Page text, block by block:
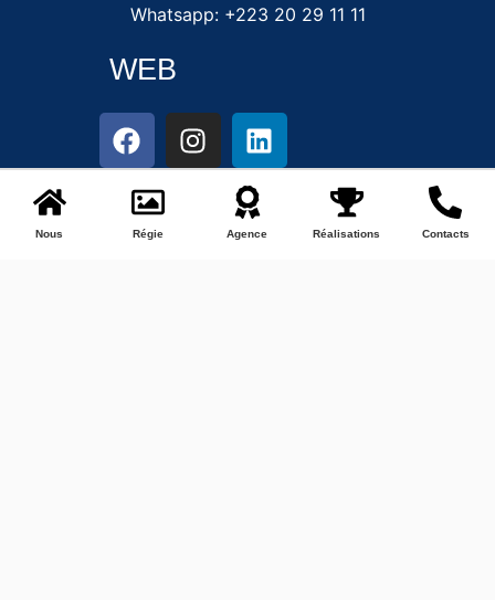
Whatsapp: +223 20 29 11 11
WEB
Nous Régie Agence Réalisations Contacts